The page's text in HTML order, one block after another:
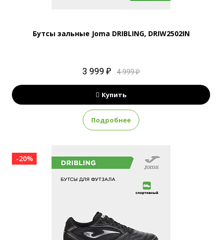
Бутсы зальные Joma DRIBLING, DRIW2502IN
3 999 ₽ 4 999 ₽
Купить
Подробнее
-20%